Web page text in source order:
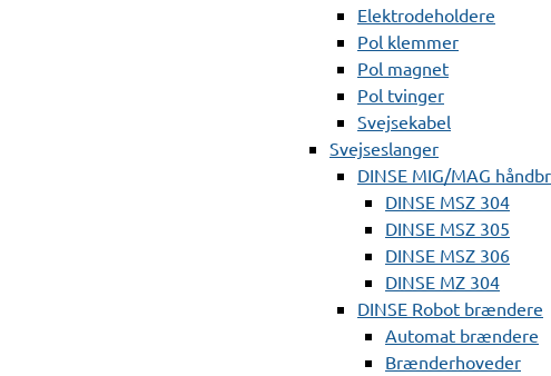
Elektrodeholdere
Pol klemmer
Pol magnet
Pol tvinger
Svejsekabel
Svejseslanger
DINSE MIG/MAG
DINSE MSZ 304
DINSE MSZ 305
DINSE MSZ 306
DINSE MZ 304
DINSE Robot brændere
Automat brændere
Brænderhoveder